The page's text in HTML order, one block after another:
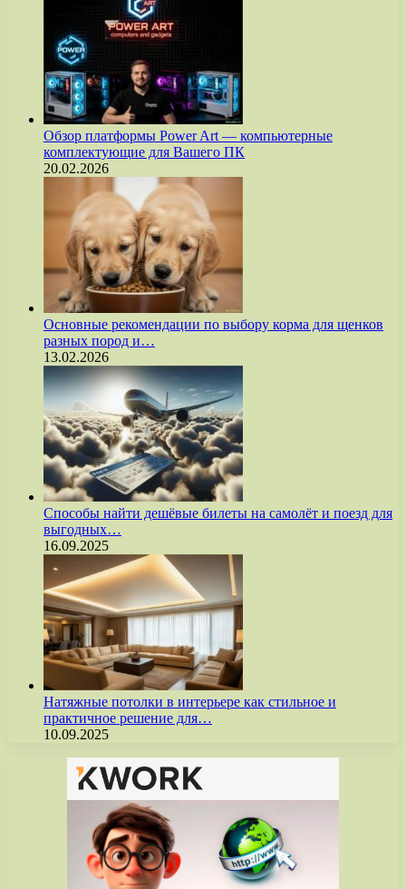
Обзор платформы Power Art — компьютерные
комплектующие для Вашего ПК
20.02.2026
Основные рекомендации по выбору корма для щенков
разных пород и…
13.02.2026
Способы найти дешёвые билеты на самолёт и поезд для
выгодных…
16.09.2025
Натяжные потолки в интерьере как стильное и
практичное решение для…
10.09.2025